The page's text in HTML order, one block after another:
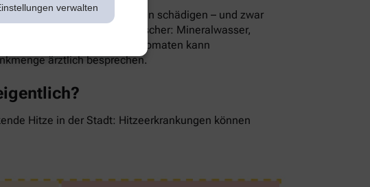
verwalten
auch ernsthaft die Nieren schädigen – und zwar
es sein. Die besten Durstlöscher: Mineralwasser,
wie Melonen, Gurken oder Tomaten kann
ärztlich besprechen.
Hitze in der Stadt: Hitzeerkrankungen können